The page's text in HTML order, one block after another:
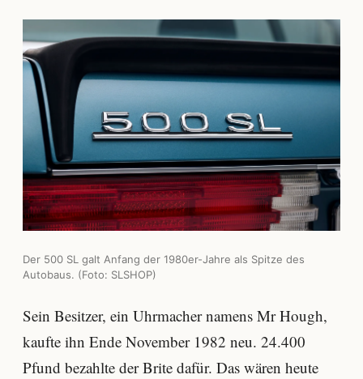
Der 500 SL galt Anfang der 1980er-Jahre als Spitze des
Autobaus. (Foto: SLSHOP)
Sein Besitzer, ein Uhrmacher namens Mr Hough,
kaufte ihn Ende November 1982 neu. 24.400
Pfund bezahlte der Brite dafür. Das wären heute